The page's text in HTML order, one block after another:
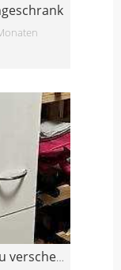
Badschrank zum aufhängen zu verschenken